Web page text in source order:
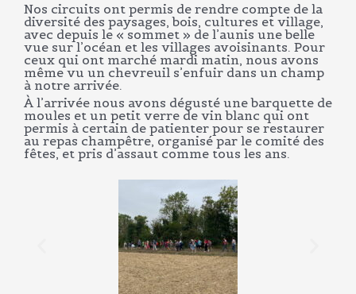
Nos circuits ont permis de rendre compte de la
diversité des paysages, bois, cultures et village,
avec depuis le « sommet » de l’aunis une belle
vue sur l’océan et les villages avoisinants. Pour
ceux qui ont marché mardi matin, nous avons
même vu un chevreuil s’enfuir dans un champ
à notre arrivée.
À l’arrivée nous avons dégusté une barquette de
moules et un petit verre de vin blanc qui ont
permis à certain de patienter pour se restaurer
au repas champêtre, organisé par le comité des
fêtes, et pris d’assaut comme tous les ans.